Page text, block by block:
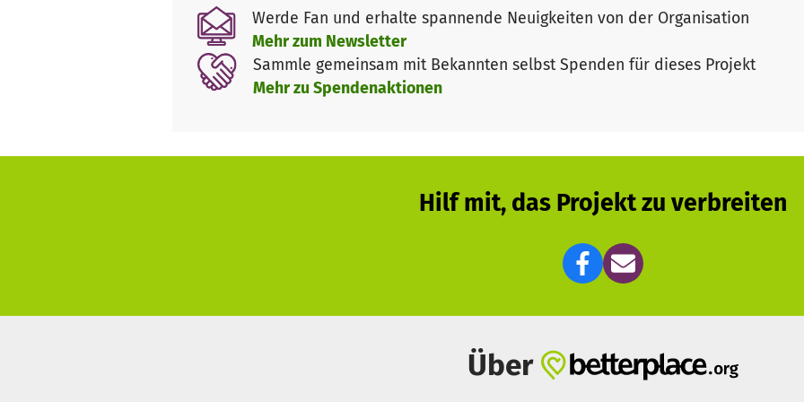
betreibt, plant, die Gemeinde in Ihrem Ort (Bekoko) und den umliegenden
und Untersuchungen für das Thema zu sensibilisieren, da viele Menschen in dieser
Präventionsmaßnahmen leben.
Die Mitarbeiter führen die Untersuchungen im medizinischen Zentrum von Hope and
Wenn ein Schnelltest positiv ist, wird der Patient für ergänzende Untersuchungen im
untersucht. Wenn Malaria nachgewiesen wird, wird der Patient mit stark
Werde Fan und erhalte spannende Neuigkeiten von der Organisation
Mehr zum Newsletter
Sammle gemeinsam mit Bekannten selbst Spenden für dieses Projekt
Mehr zu Spendenaktionen
Hilf mit, das Projekt zu verbreiten
Über